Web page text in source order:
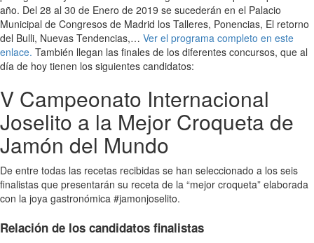
año. Del 28 al 30 de Enero de 2019 se sucederán en el Palacio
Municipal de Congresos de Madrid los Talleres, Ponencias, El retorno
del Bulli, Nuevas Tendencias,… Ver el programa completo en este
enlace. También llegan las finales de los diferentes concursos, que al
día de hoy tienen los siguientes candidatos:
V Campeonato Internacional
Joselito a la Mejor Croqueta de
Jamón del Mundo
De entre todas las recetas recibidas se han seleccionado a los seis
finalistas que presentarán su receta de la “mejor croqueta” elaborada
con la joya gastronómica #jamonjoselito.
Relación de los candidatos finalistas